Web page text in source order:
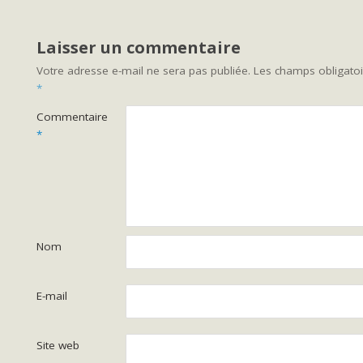
Laisser un commentaire
Votre adresse e-mail ne sera pas publiée. Les champs
*
Commentaire
*
Nom
E-mail
Site web